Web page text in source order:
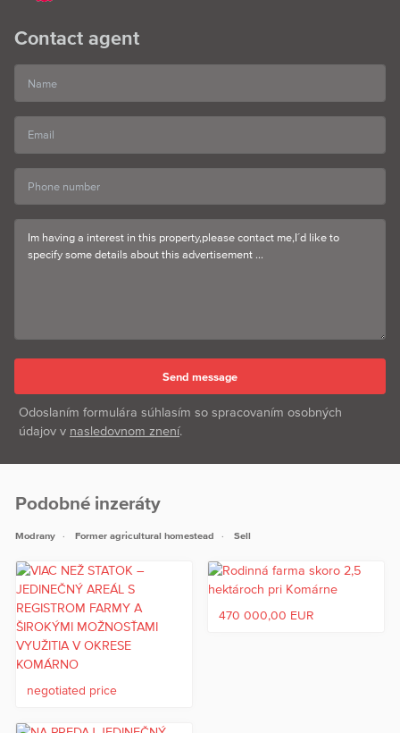
Contact agent
Odoslaním formulára súhlasím so spracovaním osobných
údajov v nasledovnom znení.
Podobné inzeráty
Modrany Former agricultural homestead Sell
negotiated price
470 000,00 EUR